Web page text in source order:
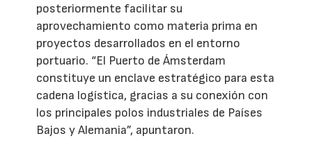
posteriormente facilitar su
aprovechamiento como materia prima en
proyectos desarrollados en el entorno
portuario. “El Puerto de Ámsterdam
constituye un enclave estratégico para esta
cadena logística, gracias a su conexión con
los principales polos industriales de Países
Bajos y Alemania”, apuntaron.